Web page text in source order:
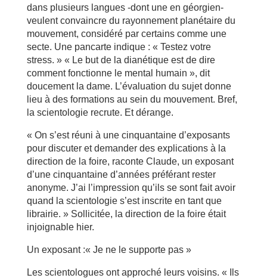
dans plusieurs langues -dont une en géorgien-
veulent convaincre du rayonnement planétaire du
mouvement, considéré par certains comme une
secte. Une pancarte indique : « Testez votre
stress. » « Le but de la dianétique est de dire
comment fonctionne le mental humain », dit
doucement la dame. L’évaluation du sujet donne
lieu à des formations au sein du mouvement. Bref,
la scientologie recrute. Et dérange.
« On s’est réuni à une cinquantaine d’exposants
pour discuter et demander des explications à la
direction de la foire, raconte Claude, un exposant
d’une cinquantaine d’années préférant rester
anonyme. J’ai l’impression qu’ils se sont fait avoir
quand la scientologie s’est inscrite en tant que
librairie. » Sollicitée, la direction de la foire était
injoignable hier.
Un exposant :« Je ne le supporte pas »
Les scientologues ont approché leurs voisins. « Ils